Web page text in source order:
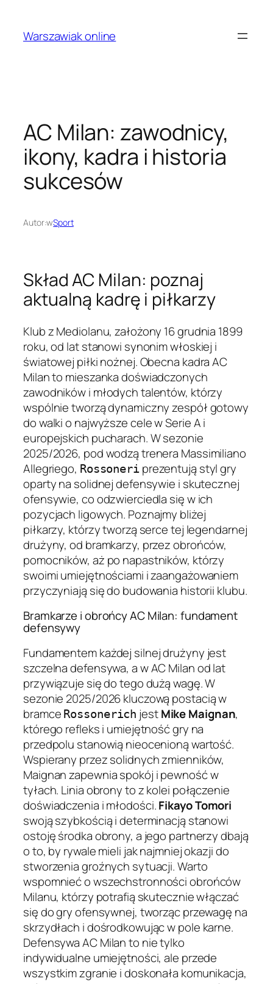
treściWarszawiak online
AC Milan: zawodnicy,
ikony, kadra i historia
sukcesów
Autor:wSport
Skład AC Milan: poznaj
aktualną kadrę i piłkarzy
Klub z Mediolanu, założony 16 grudnia 1899
roku, od lat stanowi synonim włoskiej i
światowej piłki nożnej. Obecna kadra AC
Milan to mieszanka doświadczonych
zawodników i młodych talentów, którzy
wspólnie tworzą dynamiczny zespół gotowy
do walki o najwyższe cele w Serie A i
europejskich pucharach. W sezonie
2025/2026, pod wodzą trenera Massimiliano
Allegriego, Rossoneriprezentują styl gry
oparty na solidnej defensywie i skutecznej
ofensywie, co odzwierciedla się w ich
pozycjach ligowych. Poznajmy bliżej
piłkarzy, którzy tworzą serce tej legendarnej
drużyny, od bramkarzy, przez obrońców,
pomocników, aż po napastników, którzy
swoimi umiejętnościami i zaangażowaniem
przyczyniają się do budowania historii klubu.
Bramkarze i obrońcy AC Milan: fundament
defensywy
Fundamentem każdej silnej drużyny jest
szczelna defensywa, a w AC Milan od lat
przywiązuje się do tego dużą wagę. W
sezonie 2025/2026 kluczową postacią w
bramce Rossonerich jestMike Maignan,
którego refleks i umiejętność gry na
przedpolu stanowią nieocenioną wartość.
Wspierany przez solidnych zmienników,
Maignan zapewnia spokój i pewność w
tyłach. Linia obrony to z kolei połączenie
doświadczenia i młodości.Fikayo Tomori
swoją szybkością i determinacją stanowi
ostoję środka obrony, a jego partnerzy dbają
o to, by rywale mieli jak najmniej okazji do
stworzenia groźnych sytuacji. Warto
wspomnieć o wszechstronności obrońców
Milanu, którzy potrafią skutecznie włączać
się do gry ofensywnej, tworząc przewagę na
skrzydłach i dośrodkowując w pole karne.
Defensywa AC Milan to nie tylko
indywidualne umiejętności, ale przede
wszystkim zgranie i doskonała komunikacja,